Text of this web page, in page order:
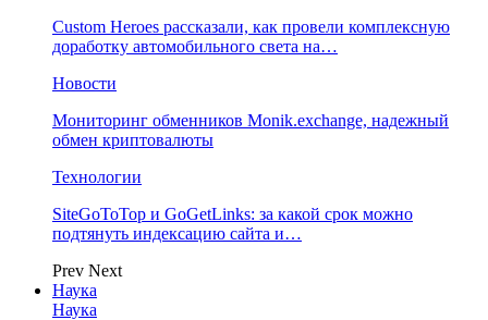
Custom Heroes рассказали, как провели комплексную
доработку автомобильного света на…
Новости
Мониторинг обменников Monik.exchange, надежный
обмен криптовалюты
Технологии
SiteGoToTop и GoGetLinks: за какой срок можно
подтянуть индексацию сайта и…
Prev Next
Наука
Наука